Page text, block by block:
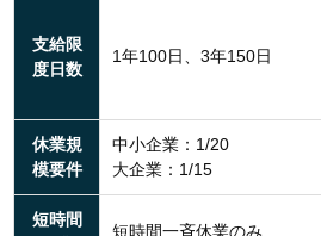
支給限
度日数
1年100日、3年150日
休業規
模要件
中小企業：1/20
大企業：1/15
短時間
短時間一斉休業のみ